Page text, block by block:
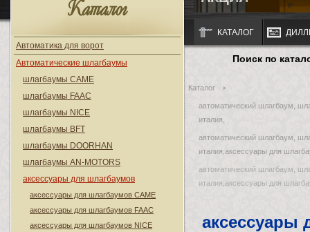
Каталог
Автоматика для ворот
Автоматические шлагбаумы
шлагбаумы CAME
шлагбаумы FAAC
шлагбаумы NICE
шлагбаумы BFT
шлагбаумы DOORHAN
шлагбаумы AN-MOTORS
аксессуары для шлагбаумов
аксессуары для шлагбаумов CAME
аксессуары для шлагбаумов FAAC
аксессуары для шлагбаумов NICE
КАТАЛОГ
Поиск по
Каталог
автоматический шлагбаум,
италия,
автоматический шлагбаум,
италия,аксессуары для
автоматический шлагбаум,
италия,аксессуары для
аксессуары